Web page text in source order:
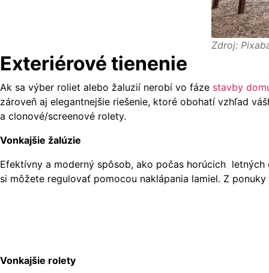
Zdroj:
Exteriérové tienenie
Ak sa výber roliet alebo žaluzií nerobí vo fáze stavby
zároveň aj elegantnejšie riešenie, ktoré obohatí vzhľad
a clonové/screenové rolety.
Vonkajšie žalúzie
Efektívny a moderný spôsob, ako počas horúcich
si môžete regulovať pomocou naklápania lamiel. Z
Vonkajšie rolety